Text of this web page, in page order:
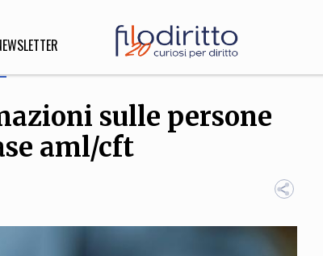
sulle persone
aml/cft